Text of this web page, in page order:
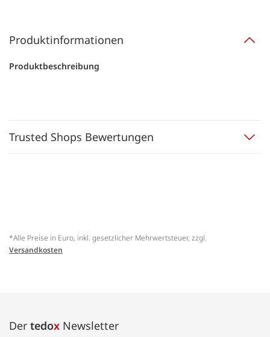
Produktinformationen
Produktbeschreibung
Trusted Shops Bewertungen
*Alle Preise in Euro, inkl. gesetzlicher Mehrwertsteuer, zzgl.
Versandkosten
Der tedox Newsletter